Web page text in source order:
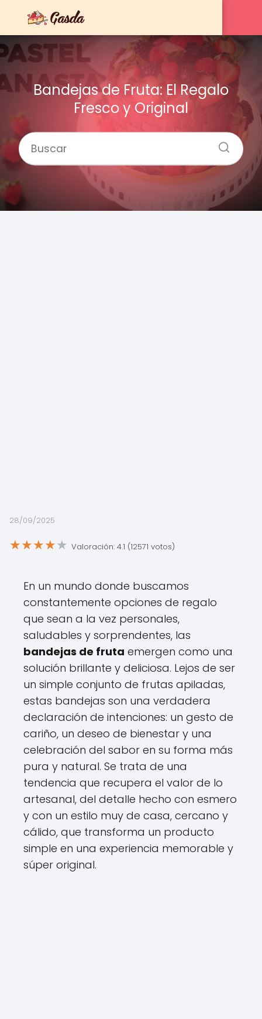
Bandejas de Fruta: El Regalo
Fresco y Original
28/09/2025
★★★★★ Valoración: 4.1 (12571 votos)
En un mundo donde buscamos
constantemente opciones de regalo
que sean a la vez personales,
saludables y sorprendentes, las
bandejas de fruta emergen como una
solución brillante y deliciosa. Lejos de ser
un simple conjunto de frutas apiladas,
estas bandejas son una verdadera
declaración de intenciones: un gesto de
cariño, un deseo de bienestar y una
celebración del sabor en su forma más
pura y natural. Se trata de una
tendencia que recupera el valor de lo
artesanal, del detalle hecho con esmero
y con un estilo muy de casa, cercano y
cálido, que transforma un producto
simple en una experiencia memorable y
súper original.